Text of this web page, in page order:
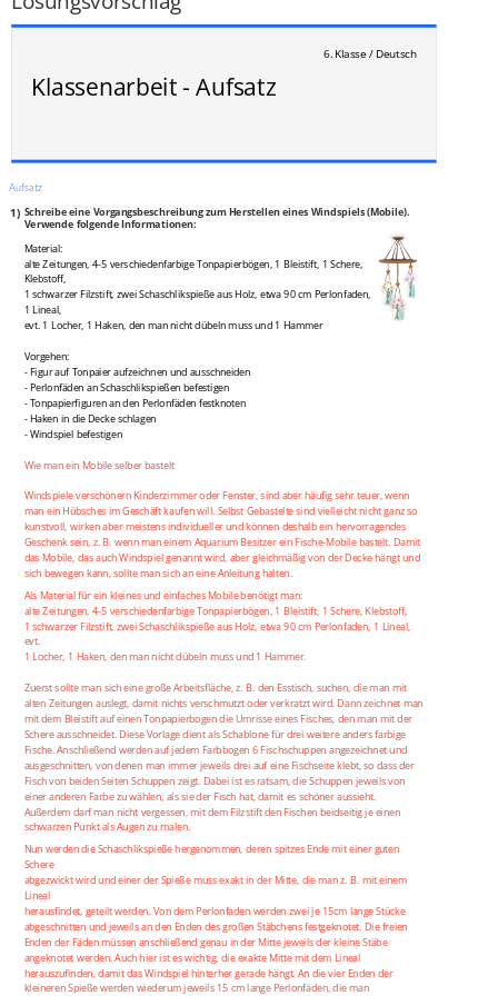
6. Klasse / Deutsch
Klassenarbeit - Aufsatz
Aufsatz
1) Schreibe eine Vorgangsbeschreibung zum Herstellen eines Windspiels (Mobile).
Verwende folgende Informationen:
Material:
alte Zeitungen, 4-5 verschiedenfarbige Tonpapierbögen, 1 Bleistift, 1 Schere,
Klebstoff,
1 schwarzer Filzstift, zwei Schaschlikspieße aus Holz, etwa 90 cm Perlonfaden,
1 Lineal,
evt. 1 Locher, 1 Haken, den man nicht dübeln muss und 1 Hammer
Vorgehen:
- Figur auf Tonpaier aufzeichnen und ausschneiden
- Perlonfäden an Schaschlikspießen befestigen
- Tonpapierfiguren an den Perlonfäden festknoten
- Haken in die Decke schlagen
- Windspiel befestigen
Wie man ein Mobile selber bastelt
Windspiele verschönern Kinderzimmer oder Fenster, sind aber häufig sehr teuer, wenn
man ein Hübsches im Geschäft kaufen will. Selbst Gebastelte sind vielleicht nicht ganz so
kunstvoll, wirken aber meistens individueller und können deshalb ein hervorragendes
Geschenk sein, z. B. wenn man einem Aquarium Besitzer ein Fische-Mobile bastelt. Damit
das Mobile, das auch Windspiel genannt wird, aber gleichmäßig von der Decke hängt und
sich bewegen kann, sollte man sich an eine Anleitung halten.
Als Material für ein kleines und einfaches Mobile benötigt man:
alte Zeitungen, 4-5 verschiedenfarbige Tonpapierbögen, 1 Bleistift, 1 Schere, Klebstoff,
1 schwarzer Filzstift, zwei Schaschlikspieße aus Holz, etwa 90 cm Perlonfaden, 1 Lineal,
evt.
1 Locher, 1 Haken, den man nicht dübeln muss und 1 Hammer.
Zuerst sollte man sich eine große Arbeitsfläche, z. B. den Esstisch, suchen, die man mit
alten Zeitungen auslegt, damit nichts verschmutzt oder verkratzt wird. Dann zeichnet man
mit dem Bleistift auf einen Tonpapierbogen die Umrisse eines Fisches, den man mit der
Schere ausschneidet. Diese Vorlage dient als Schablone für drei weitere anders farbige
Fische. Anschließend werden auf jedem Farbbogen 6 Fischschuppen angezeichnet und
ausgeschnitten, von denen man immer jeweils drei auf eine Fischseite klebt, so dass der
Fisch von beiden Seiten Schuppen zeigt. Dabei ist es ratsam, die Schuppen jeweils von
einer anderen Farbe zu wählen, als sie der Fisch hat, damit es schöner aussieht.
Außerdem darf man nicht vergessen, mit dem Filzstift den Fischen beidseitig je einen
schwarzen Punkt als Augen zu malen.
Nun werden die Schaschlikspieße hergenommen, deren spitzes Ende mit einer guten
Schere
abgezwickt wird und einer der Spieße muss exakt in der Mitte, die man z. B. mit einem
Lineal
herausfindet, geteilt werden. Von dem Perlonfaden werden zwei je 15cm lange Stücke
abgeschnitten und jeweils an den Enden des großen Stäbchens festgeknotet. Die freien
Enden der Fäden müssen anschließend genau in der Mitte jeweils der kleine Stäbe
angeknotet werden. Auch hier ist es wichtig, die exakte Mitte mit dem Lineal
herauszufinden, damit das Windspiel hinterher gerade hängt. An die vier Enden der
kleineren Spieße werden wiederum jeweils 15 cm lange Perlonfäden, die man